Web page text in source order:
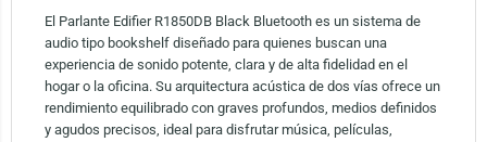
El Parlante Edifier R1850DB Black Bluetooth es un sistema de
audio tipo bookshelf diseñado para quienes buscan una
experiencia de sonido potente, clara y de alta fidelidad en el
hogar o la oficina. Su arquitectura acústica de dos vías ofrece un
rendimiento equilibrado con graves profundos, medios definidos
y agudos precisos, ideal para disfrutar música, películas,